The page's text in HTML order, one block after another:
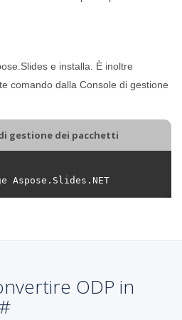
e installa. È inoltre
comando dalla Console di gestione
gestione dei pacchetti
ODP in